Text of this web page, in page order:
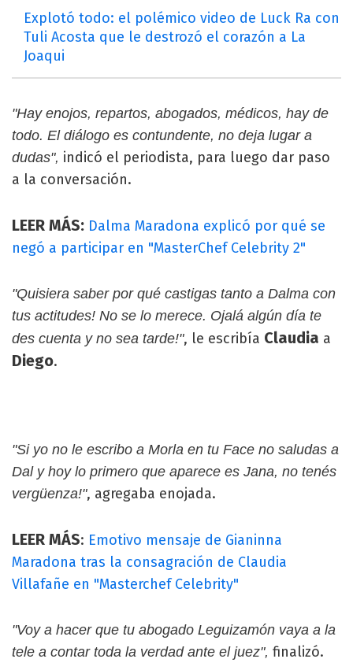
Explotó todo: el polémico video de Luck Ra con
Tuli Acosta que le destrozó el corazón a La
Joaqui
"Hay enojos, repartos, abogados, médicos, hay de
todo. El diálogo es contundente, no deja lugar a
dudas", indicó el periodista, para luego dar paso
a la conversación.
LEER MÁS: Dalma Maradona explicó por qué se
negó a participar en "MasterChef Celebrity 2"
"Quisiera saber por qué castigas tanto a Dalma con
tus actitudes! No se lo merece. Ojalá algún día te
des cuenta y no sea tarde!", le escribía Claudia a
Diego.
"Si yo no le escribo a Morla en tu Face no saludas a
Dal y hoy lo primero que aparece es Jana, no tenés
vergüenza!", agregaba enojada.
LEER MÁS: Emotivo mensaje de Gianinna
Maradona tras la consagración de Claudia
Villafañe en "Masterchef Celebrity"
"Voy a hacer que tu abogado Leguizamón vaya a la
tele a contar toda la verdad ante el juez", finalizó.